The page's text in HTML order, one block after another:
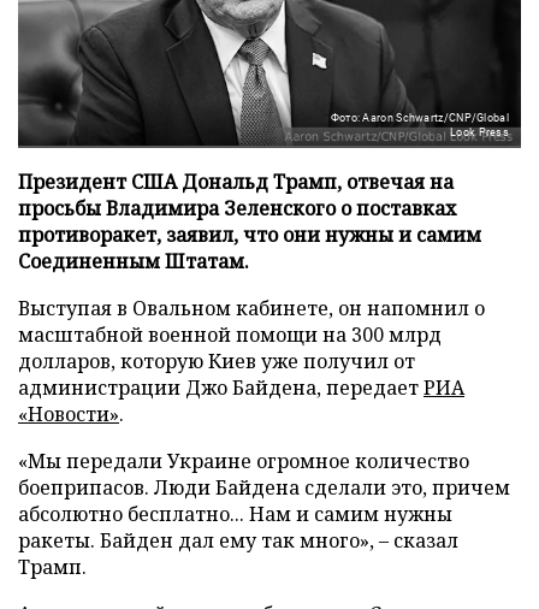
Фото: Aaron Schwartz/CNP/Global
Look Press
Президент США Дональд Трамп, отвечая на
просьбы Владимира Зеленского о поставках
противоракет, заявил, что они нужны и самим
Соединенным Штатам.
Выступая в Овальном кабинете, он напомнил о
масштабной военной помощи на 300 млрд
долларов, которую Киев уже получил от
администрации Джо Байдена, передаетРИА
«Новости».
«Мы передали Украине огромное количество
боеприпасов. Люди Байдена сделали это, причем
абсолютно бесплатно... Нам и самим нужны
ракеты. Байден дал ему так много», – сказал
Трамп.